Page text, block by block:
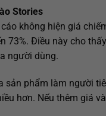
Stories
không hiện giá
73%. Điều này cho
người dùng.
sản phẩm làm người
hơn. Nếu thêm giá